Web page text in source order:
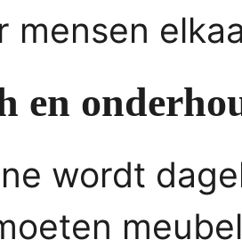
mensen
en
wordt